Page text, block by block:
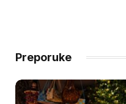
Preporuke